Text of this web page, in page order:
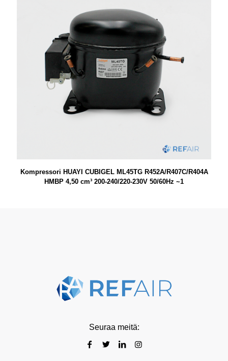
Kompressori HUAYI CUBIGEL ML45TG R452A/R407C/R404A
HMBP 4,50 cm³ 200-240/220-230V 50/60Hz ~1
Seuraa meitä: